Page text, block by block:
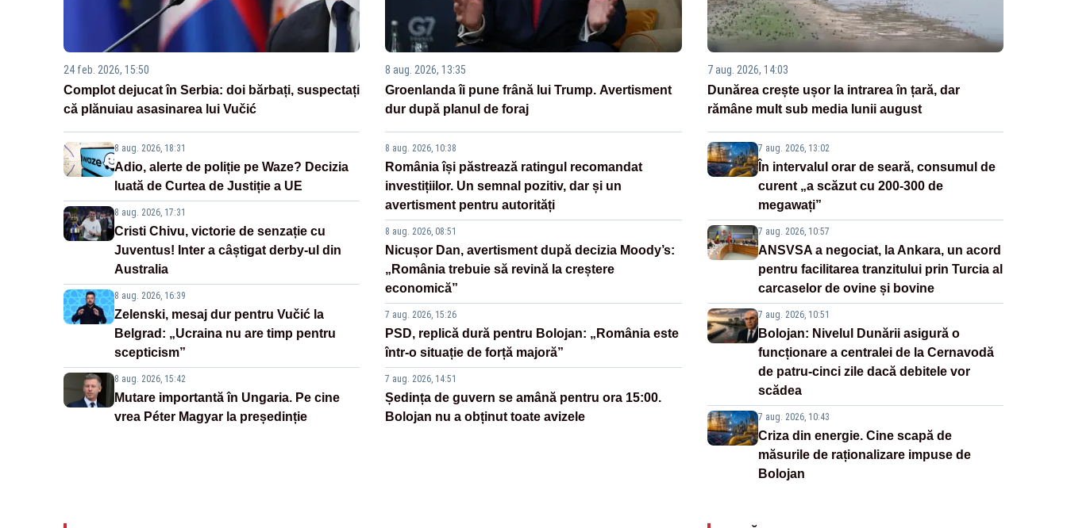
24 feb. 2026, 15:50
Complot dejucat în Serbia: doi bărbați, suspectați
că plănuiau asasinarea lui Vučić
8 aug. 2026, 18:31
Adio, alerte de poliție pe Waze? Decizia
luată de Curtea de Justiție a UE
8 aug. 2026, 17:31
Cristi Chivu, victorie de senzație cu
Juventus! Inter a câștigat derby-ul din
Australia
8 aug. 2026, 16:39
Zelenski, mesaj dur pentru Vučić la
Belgrad: „Ucraina nu are timp pentru
scepticism”
8 aug. 2026, 15:42
Mutare importantă în Ungaria. Pe cine
vrea Péter Magyar la președinție
8 aug. 2026, 13:35
Groenlanda îi pune frână lui Trump. Avertisment
dur după planul de foraj
8 aug. 2026, 10:38
România își păstrează ratingul recomandat
investițiilor. Un semnal pozitiv, dar și un
avertisment pentru autorități
8 aug. 2026, 08:51
Nicușor Dan, avertisment după decizia Moody’s:
„România trebuie să revină la creștere
economică”
7 aug. 2026, 15:26
PSD, replică dură pentru Bolojan: „România este
într-o situație de forță majoră”
7 aug. 2026, 14:51
Ședința de guvern se amână pentru ora 15:00.
Bolojan nu a obținut toate avizele
7 aug. 2026, 14:03
Dunărea crește ușor la intrarea în țară, dar
rămâne mult sub media lunii august
7 aug. 2026, 13:02
În intervalul orar de seară, consumul de
curent „a scăzut cu 200-300 de
megawați”
7 aug. 2026, 10:57
ANSVSA a negociat, la Ankara, un acord
pentru facilitarea tranzitului prin Turcia al
carcaselor de ovine și bovine
7 aug. 2026, 10:51
Bolojan: Nivelul Dunării asigură o
funcționare a centralei de la Cernavodă
de patru-cinci zile dacă debitele vor
scădea
7 aug. 2026, 10:43
Criza din energie. Cine scapă de
măsurile de raționalizare impuse de
Bolojan